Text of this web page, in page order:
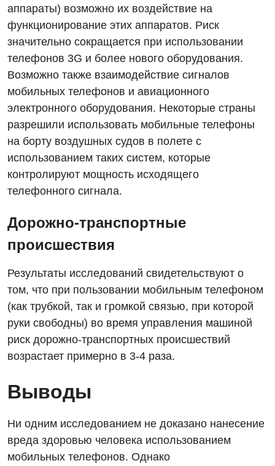
Детская оториноларингология
Детская офтальмология
Детская урология
Детская хирургия
Детская эндокринология
Педиатрия
аппараты) возможно их воздействие на
функционирование этих аппаратов. Риск
значительно сокращается при использовании
телефонов 3G и более нового оборудования.
Возможно также взаимодействие сигналов
мобильных телефонов и авиационного
электронного оборудования. Некоторые страны
разрешили использовать мобильные телефоны
на борту воздушных судов в полете с
использованием таких систем, которые
контролируют мощность исходящего
телефонного сигнала.
Дорожно-транспортные
происшествия
Результаты исследований свидетельствуют о
том, что при пользовании мобильным телефоном
(как трубкой, так и громкой связью, при которой
руки свободны) во время управления машиной
риск дорожно-транспортных происшествий
возрастает примерно в 3-4 раза.
Выводы
Ни одним исследованием не доказано нанесение
вреда здоровью человека использованием
мобильных телефонов. Однако